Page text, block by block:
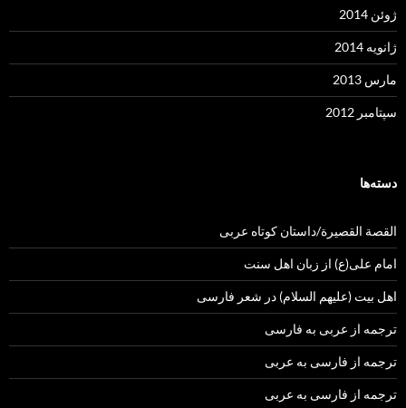
ژوئن 2014
ژانویه 2014
مارس 2013
سپتامبر 2012
دسته‌ها
القصة القصيرة/داستان کوتاه عربی
امام علی(ع) از زبان اهل سنت
اهل بیت (علیهم السلام) در شعر فارسی
ترجمه از عربی به فارسی
ترجمه از فارسی به عربی
ترجمه از فارسی به عربی